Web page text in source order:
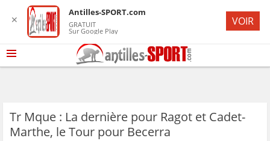
Tr Mque : La dernière pour Ragot et Cadet-
Marthe, le Tour pour Becerra
✕
Antilles-SPORT.com
GRATUIT
Sur Google Play
VOIR